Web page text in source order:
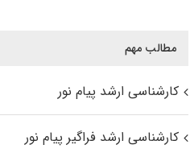
مطالب مهم
کارشناسی ارشد پیام نور
کارشناسی ارشد فراگیر پیام نور